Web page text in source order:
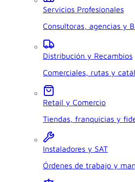
Servicios Profesionales
Consultoras, agencias y
Distribución y Recambios
Comerciales, rutas y
Retail y Comercio
Tiendas, franquicias y
Instaladores y SAT
Órdenes de trabajo y